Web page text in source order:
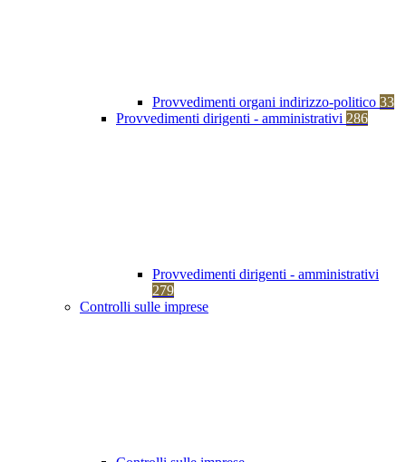
Provvedimenti organi indirizzo-politico 33
Provvedimenti dirigenti - amministrativi 286
Provvedimenti dirigenti - amministrativi
279
Controlli sulle imprese